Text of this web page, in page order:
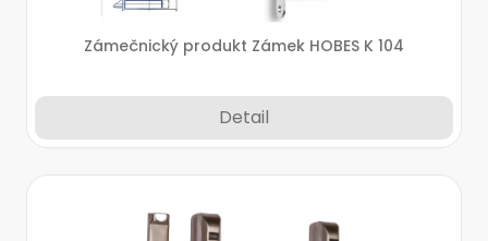
Zámečnický produkt Zámek HOBES K 104
Detail